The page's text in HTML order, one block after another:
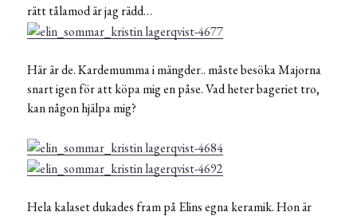
rätt tålamod är jag rädd…
Här är de. Kardemumma i mängder.. måste besöka Majorna
snart igen för att köpa mig en påse. Vad heter bageriet tro,
kan någon hjälpa mig?
Hela kalaset dukades fram på Elins egna keramik. Hon är